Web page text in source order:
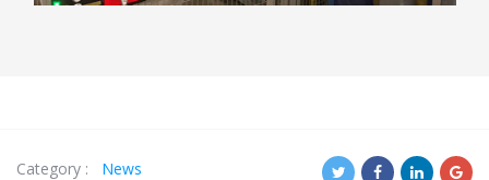
Category : News